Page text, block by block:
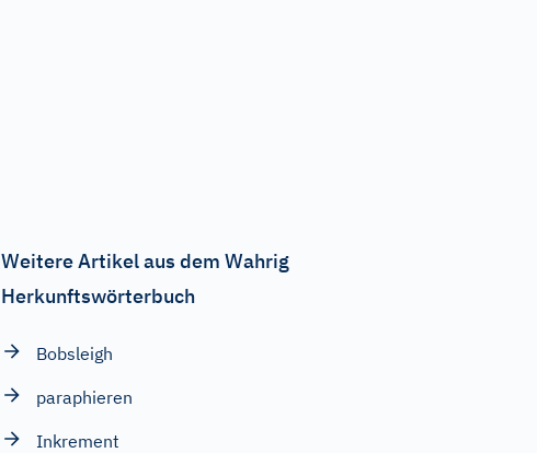
Weitere Artikel aus dem Wahrig
Herkunftswörterbuch
Bobsleigh
paraphieren
Inkrement